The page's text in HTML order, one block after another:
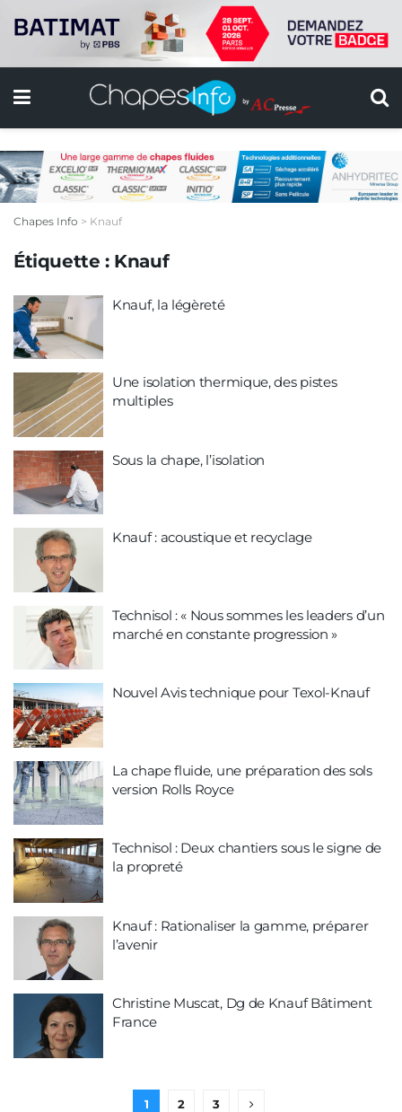
Chapes Info > Knauf
Étiquette : Knauf
Knauf, la légèreté
Une isolation thermique, des pistes
multiples
Sous la chape, l’isolation
Knauf : acoustique et recyclage
Technisol : « Nous sommes les leaders d’un
marché en constante progression »
Nouvel Avis technique pour Texol-Knauf
La chape fluide, une préparation des sols
version Rolls Royce
Technisol : Deux chantiers sous le signe de
la propreté
Knauf : Rationaliser la gamme, préparer
l’avenir
Christine Muscat, Dg de Knauf Bâtiment
France
1 2 3